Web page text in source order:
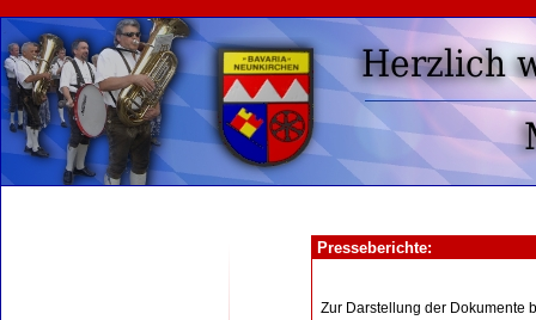
Presseberichte:
Zur Darstellung der Dokumente